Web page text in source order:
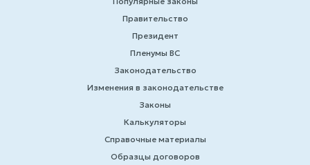
Правительство
Президент
Пленумы ВС
Законодательство
Изменения в законодательстве
Законы
Калькуляторы
Справочные материалы
Образцы договоров